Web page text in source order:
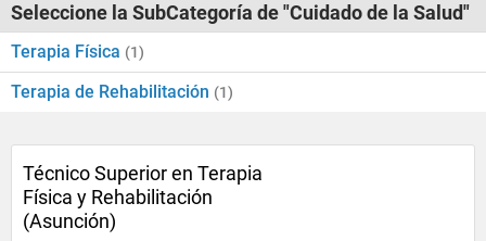
Seleccione la SubCategoría de "Cuidado de la Salud"
Terapia Física (1)
Terapia de Rehabilitación (1)
Técnico Superior en Terapia
Física y Rehabilitación
(Asunción)